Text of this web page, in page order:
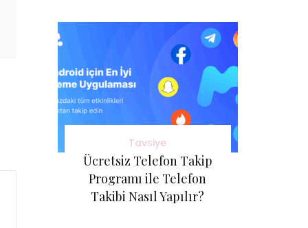
Tavsiye
Ücretsiz Telefon Takip
Programı ile Telefon
Takibi Nasıl Yapılır?